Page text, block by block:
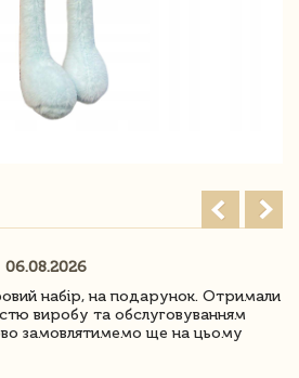
06.08.2026
набір, на подарунок. Отримали
виробу та обслуговуванням
замовлятимемо ще на цьому